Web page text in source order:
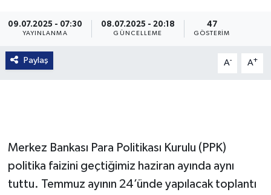
09.07.2025 - 07:30
YAYINLANMA
08.07.2025 - 20:18
GÜNCELLEME
47
GÖSTERIM
Paylaş A- A+
Merkez Bankası Para Politikası Kurulu (PPK)
politika faizini geçtiğimiz haziran ayında aynı
tuttu. Temmuz ayının 24’ünde yapılacak toplantı